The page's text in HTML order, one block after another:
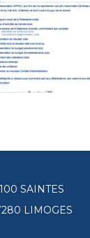
SAINTES
LIMOGES